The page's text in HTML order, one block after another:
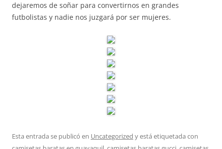
dejaremos de soñar para convertirnos en grandes
futbolistas y nadie nos juzgará por ser mujeres.
Esta entrada se publicó en Uncategorized y está etiquetada con